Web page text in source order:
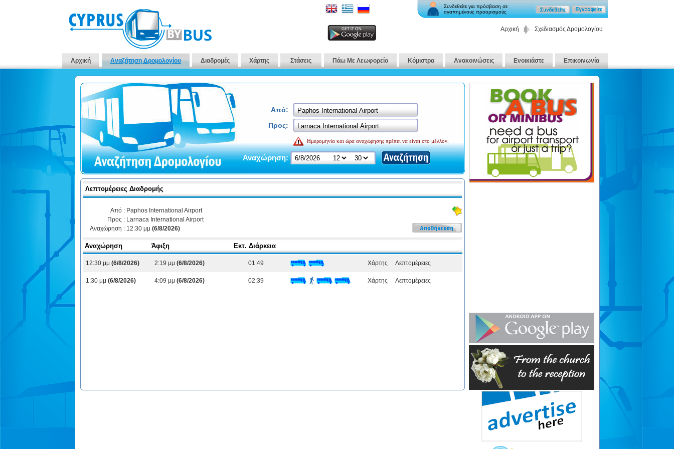
Συνδεθείτε για πρόσβαση σε
αγαπημένους προορισμούς
Αρχική Σχεδιασμός Δρομολογίου
Αρχική Αναζήτηση Δρομολογίου Διαδρομές Χάρτης Στάσεις Πάω Με Λεωφορείο Κόμιστρα Ανακοινώσεις Ενοικιάστε Επικοινωνία
Από:
Προς:
Ημερομηνία και ώρα αναχώρησης πρέπει να είναι στο μέλλον.
Αναχώρηση:
Λεπτομέρειες Διαδρομής
Από : Paphos International Airport
Προς : Larnaca International Airport
Αναχώρηση : 12:30 μμ (6/8/2026)
Αναχώρηση Άφιξη Εκτ. Διάρκεια
12:30 μμ (6/8/2026) 2:19 μμ (6/8/2026) 01:49 Χάρτης Λεπτομέρειες
1:30 μμ (6/8/2026) 4:09 μμ (6/8/2026) 02:39 Χάρτης Λεπτομέρειες